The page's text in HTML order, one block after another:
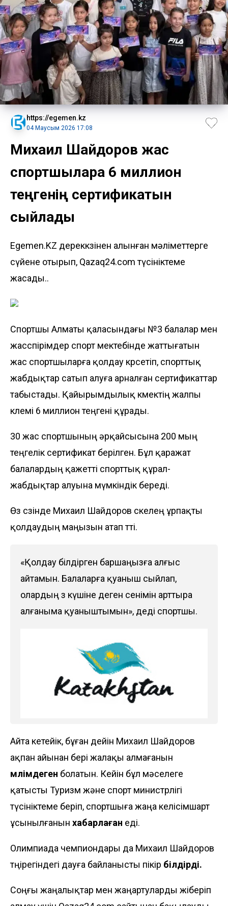
https://egemen.kz
04 Маусым 2026 17:08
Михаил Шайдоров жас
спортшыларға 6 миллион
теңгенің сертификатын
сыйлады
Egemen.KZ дереккөзінен алынған мәліметтерге
сүйене отырып, Qazaq24.com түсініктеме
жасады..
Спортшы Алматы қаласындағы №3 балалар мен
жасөспірімдер спорт мектебінде жаттығатын
жас спортшыларға қолдау көрсетіп, спорттық
жабдықтар сатып алуға арналған сертификаттар
табыстады. Қайырымдылық көмектің жалпы
көлемі 6 миллион теңгені құрады.
30 жас спортшының әрқайсысына 200 мың
теңгелік сертификат берілген. Бұл қаражат
балалардың қажетті спорттық құрал-
жабдықтар алуына мүмкіндік береді.
Өз сөзінде Михаил Шайдоров өскелең ұрпақты
қолдаудың маңызын атап өтті.
«Қолдау білдірген баршаңызға алғыс
айтамын. Балаларға қуаныш сыйлап,
олардың өз күшіне деген сенімін арттыра
алғаныма қуаныштымын», деді спортшы.
Айта кетейік, бұған дейін Михаил Шайдоров
ақпан айынан бері жалақы алмағанын
мәлімдеген болатын. Кейін бұл мәселеге
қатысты Туризм және спорт министрлігі
түсініктеме беріп, спортшыға жаңа келісімшарт
ұсынылғанын хабарлаған еді.
Олимпиада чемпиондары да Михаил Шайдоров
төңірегіндегі дауға байланысты пікір білдірді.
Соңғы жаңалықтар мен жаңартуларды жіберіп